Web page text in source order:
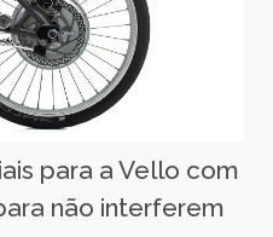
para a Vello com
não interferem